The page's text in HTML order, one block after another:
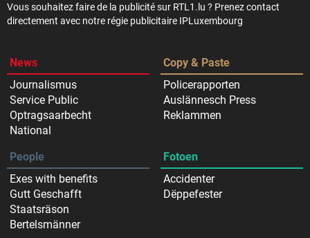
Vous souhaitez faire de la publicité sur RTL1.lu ? Prenez contact
directement avec notre régie publicitaire IPLuxembourg
News
Journalismus
Service Public
Optragsaarbecht
National
Copy & Paste
Policerapporten
Auslännesch Press
Reklammen
People
Exes with benefits
Gutt Geschafft
Staatsräson
Bertelsmänner
Fotoen
Accidenter
Dëppefester